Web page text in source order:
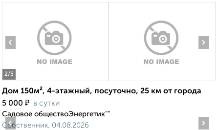
2/5
‹ ›
Дом 150м², 4-этажный, посуточно, 25 км от города
5 000 ₽ в сутки
Садовое обществоЭнергетик""
Собственник, 04.08.2026
‹ ›